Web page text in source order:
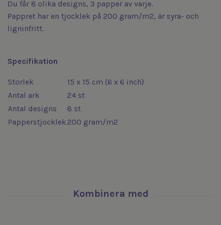
Du får 8 olika designs, 3 papper av varje.
Pappret har en tjocklek på 200 gram/m2, är syra- och
ligninfritt.
Specifikation
Storlek
15 x 15 cm (6 x 6 inch)
Antal ark
24 st
Antal designs
8 st
Papperstjocklek200 gram/m2